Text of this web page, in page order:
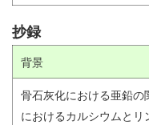
抄録
背景
骨石灰化における亜鉛
におけるカルシウムと